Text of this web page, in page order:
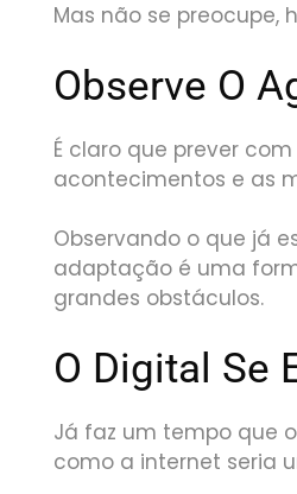
Mas não se preocupe,
Observe O
É claro que prever
acontecimentos e as
Observando o que já
adaptação é uma
grandes obstáculos.
O Digital Se
Já faz um tempo que
como a internet seria